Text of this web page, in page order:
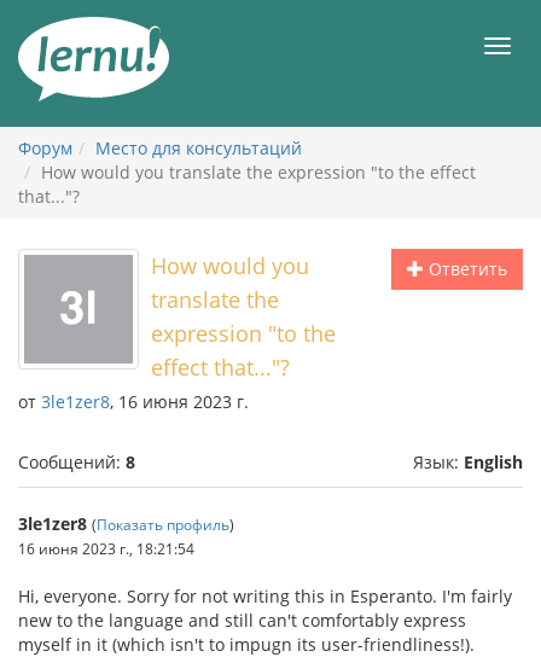
содержанию
Форум
Место для консультаций
How would you translate the expression "to the effect
that..."?
Ответить
How would you
translate the
expression "to the
effect that..."?
от 3le1zer8, 16 июня 2023 г.
Сообщений: 8 Язык: English
3le1zer8 (Показать профиль)
16 июня 2023 г., 18:21:54
Hi, everyone. Sorry for not writing this in Esperanto. I'm fairly
new to the language and still can't comfortably express
myself in it (which isn't to impugn its user-friendliness!).